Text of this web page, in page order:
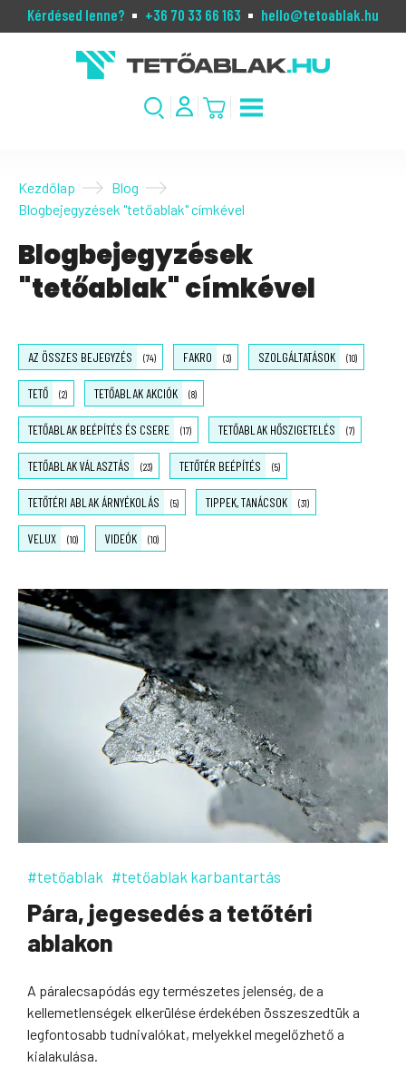
Kérdésed lenne? +36 70 33 66 163 hello@tetoablak.hu
Kezdőlap
Blog
Blogbejegyzések "tetőablak" címkével
Blogbejegyzések
"tetőablak" címkével
AZ ÖSSZES BEJEGYZÉS (74) FAKRO (3) SZOLGÁLTATÁSOK (10)
TETŐ (2) TETŐABLAK AKCIÓK (8)
TETŐABLAK BEÉPÍTÉS ÉS CSERE (17) TETŐABLAK HŐSZIGETELÉS (7)
TETŐABLAK VÁLASZTÁS (23) TETŐTÉR BEÉPÍTÉS (5)
TETŐTÉRI ABLAK ÁRNYÉKOLÁS (5) TIPPEK, TANÁCSOK (31)
VELUX (10) VIDEÓK (10)
#tetőablak #tetőablak karbantartás
Pára, jegesedés a tetőtéri
ablakon
A páralecsapódás egy természetes jelenség, de a
kellemetlenségek elkerülése érdekében összeszedtük a
legfontosabb tudnivalókat, melyekkel megelőzhető a
kialakulása.